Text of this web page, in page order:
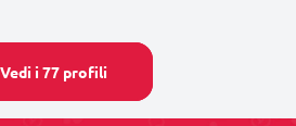
Vedi i 77 profili